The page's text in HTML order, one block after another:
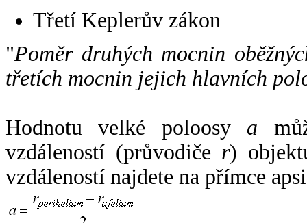
Třetí Keplerův zákon
"Poměr druhých mocnin
třetích mocnin jejich hlavních
Hodnotu velké poloosy a
vzdáleností (průvodiče r)
vzdáleností najdete na přímce